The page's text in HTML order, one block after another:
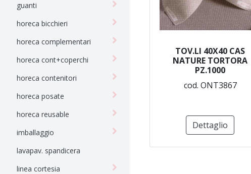
guanti
horeca bicchieri
horeca complementari
horeca cont+coperchi
horeca contenitori
horeca posate
horeca reusable
imballaggio
lavapav. spandicera
linea cortesia
TOV.LI 40X40 CAS
NATURE TORTORA
PZ.1000
cod. ONT3867
Dettaglio